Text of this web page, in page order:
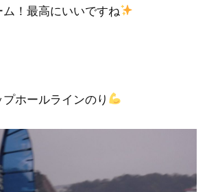
！最高にいいですね
ホールラインのり